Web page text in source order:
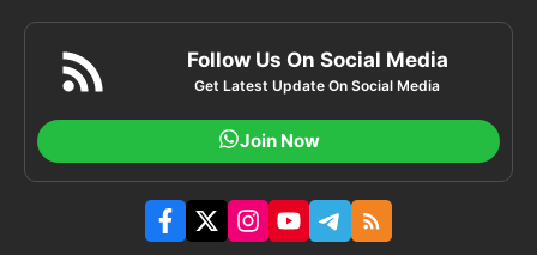
Follow Us On Social Media
Get Latest Update On Social Media
Join Now